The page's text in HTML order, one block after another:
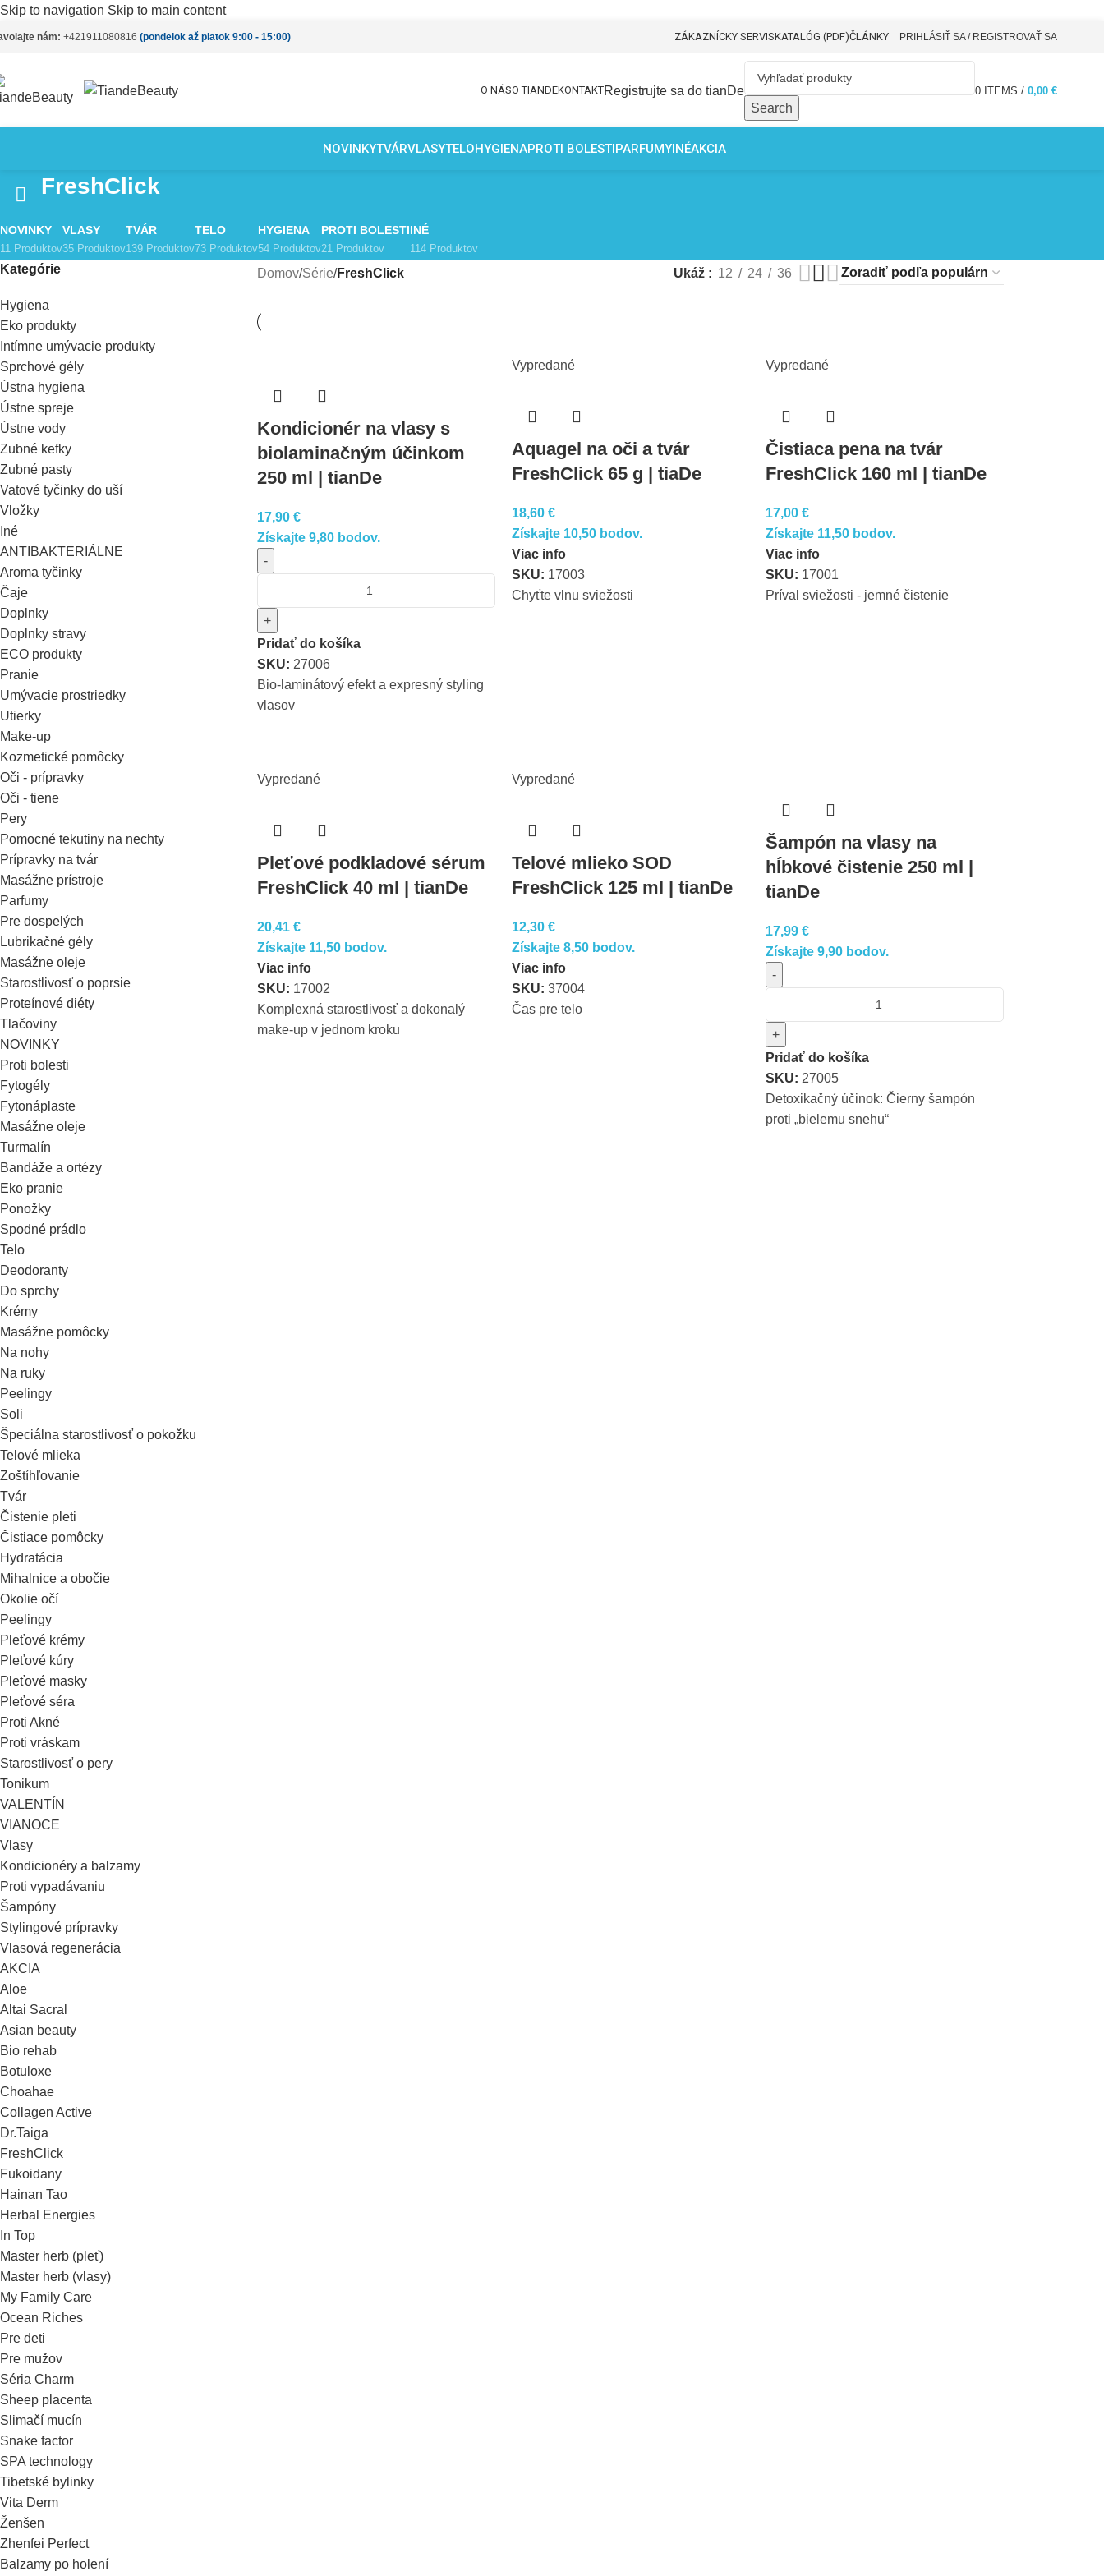
Skip to navigation Skip to main content
nám: +421911080816 (pondelok až piatok 9:00 - 15:00) ZÁKAZNÍCKY SERVISKATALÓG (PDF)ČLÁNKY PRIHLÁSIŤ SA / REGISTROVAŤ SA
O NÁSO TIANDEKONTAKTRegistrujte sa do tianDe
Search
0 ITEMS / 0,00 €
NOVINKYTVÁRVLASYTELOHYGIENAPROTI BOLESTIPARFUMYINÉAKCIA
FreshClick
NOVINKY
11 Produktov
VLASY
35 Produktov
TVÁR
139 Produktov
TELO
73 Produktov
HYGIENA
54 Produktov
PROTI BOLESTI
21 Produktov
INÉ
114 Produktov
Kategórie
Hygiena
Eko produkty
Intímne umývacie produkty
Sprchové gély
Ústna hygiena
Ústne spreje
Ústne vody
Zubné kefky
Zubné pasty
Vatové tyčinky do uší
Vložky
Iné
ANTIBAKTERIÁLNE
Aroma tyčinky
Čaje
Doplnky
Doplnky stravy
ECO produkty
Pranie
Umývacie prostriedky
Utierky
Make-up
Kozmetické pomôcky
Oči - prípravky
Oči - tiene
Pery
Pomocné tekutiny na nechty
Prípravky na tvár
Masážne prístroje
Parfumy
Pre dospelých
Lubrikačné gély
Masážne oleje
Starostlivosť o poprsie
Proteínové diéty
Tlačoviny
NOVINKY
Proti bolesti
Fytogély
Fytonáplaste
Masážne oleje
Turmalín
Bandáže a ortézy
Eko pranie
Ponožky
Spodné prádlo
Telo
Deodoranty
Do sprchy
Krémy
Masážne pomôcky
Na nohy
Na ruky
Peelingy
Soli
Špeciálna starostlivosť o pokožku
Telové mlieka
Zoštíhľovanie
Tvár
Čistenie pleti
Čistiace pomôcky
Hydratácia
Mihalnice a obočie
Okolie očí
Peelingy
Pleťové krémy
Pleťové kúry
Pleťové masky
Pleťové séra
Proti Akné
Proti vráskam
Starostlivosť o pery
Tonikum
VALENTÍN
VIANOCE
Vlasy
Kondicionéry a balzamy
Proti vypadávaniu
Šampóny
Stylingové prípravky
Vlasová regenerácia
AKCIA
Aloe
Altai Sacral
Asian beauty
Bio rehab
Botuloxe
Choahae
Collagen Active
Dr.Taiga
FreshClick
Fukoidany
Hainan Tao
Herbal Energies
In Top
Master herb (pleť)
Master herb (vlasy)
My Family Care
Ocean Riches
Pre deti
Pre mužov
Séria Charm
Sheep placenta
Slimačí mucín
Snake factor
SPA technology
Tibetské bylinky
Vita Derm
Ženšen
Zhenfei Perfect
Balzamy po holení
Domov/Série/FreshClick Ukáž 12 24 36
Kondicionér na vlasy s
biolaminačným účinkom
250 ml | tianDe
17,90 €
Získajte 9,80 bodov.
-
+
Pridať do košíka
SKU: 27006
Bio-laminátový efekt a expresný styling
vlasov
Vypredané
Aquagel na oči a tvár
FreshClick 65 g | tiaDe
18,60 €
Získajte 10,50 bodov.
Viac info
SKU: 17003
Chyťte vlnu sviežosti
Vypredané
Čistiaca pena na tvár
FreshClick 160 ml | tianDe
17,00€
Získajte 11,50 bodov.
Viac info
SKU: 17001
Príval sviežosti - jemné čistenie
Vypredané
Pleťové podkladové sérum
FreshClick 40 ml | tianDe
20,41 €
Získajte 11,50 bodov.
Viac info
SKU: 17002
Komplexná starostlivosť a dokonalý
make-up v jednom kroku
Vypredané
Telové mlieko SOD
FreshClick 125 ml | tianDe
12,30 €
Získajte 8,50 bodov.
Viac info
SKU: 37004
Čas pre telo
Šampón na vlasy na
hĺbkové čistenie 250 ml |
tianDe
17,99€
Získajte 9,90 bodov.
-
+
Pridať do košíka
SKU: 27005
Detoxikačný účinok: Čierny šampón
proti „bielemu snehu“